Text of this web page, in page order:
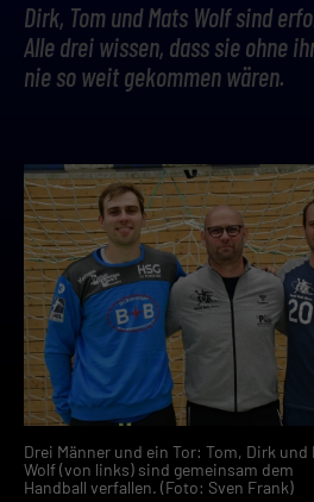
Dirk, Tom und Mats Wolf sind
Alle drei wissen, dass sie ohne
nie so weit gekommen wären.
Drei Männer und ein Tor: Tom, Dirk und
Wolf (von links) sind gemeinsam dem
Handball verfallen. (Foto: Sven Frank)